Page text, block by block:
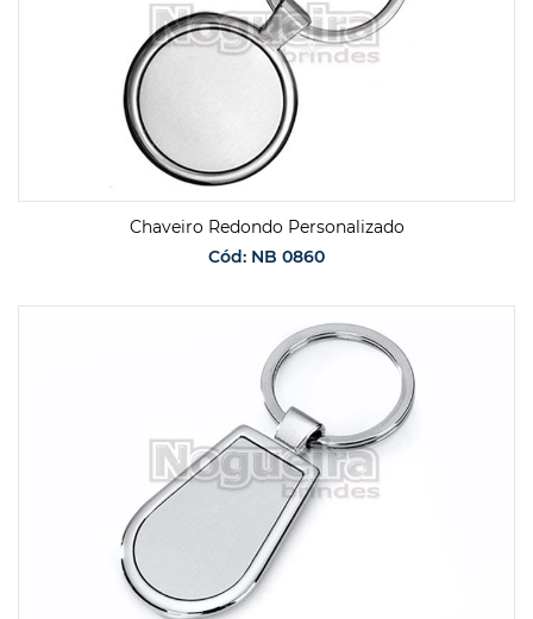
Chaveiro Redondo Personalizado
Cód: NB 0860
SOLICITAR ORÇAMENTO